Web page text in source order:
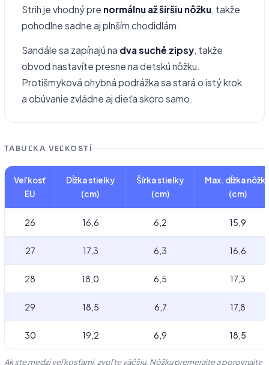
Strih je vhodný pre normálnu až širšiu nôžku, takže
pohodlne sadne aj plnším chodidlám.
Sandále sa zapínajú na dva suché zipsy, takže
obvod nastavíte presne na detskú nôžku.
Protišmyková ohybná podrážka sa stará o istý krok
a obúvanie zvládne aj dieťa skoro samo.
TABUĽKA VEĽKOSTÍ
Veľkosť
EU
Dĺžka stielky
(cm)
Šírka stielky
(cm)
Max. dĺžka
(cm)
26 16,6 6,2 15,9
27 17,3 6,3 16,6
28 18,0 6,5 17,3
29 18,5 6,7 17,8
30 19,2 6,9 18,5
Ak ste medzi veľkosťami, zvoľte väčšiu. Nôžku premerajte a porovnajte